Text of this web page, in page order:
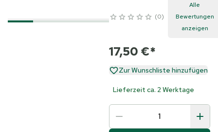
0
Alle
Bewertungen
anzeigen
17,50 €*
Zur Wunschliste hinzufügen
Lieferzeit ca. 2 Werktage